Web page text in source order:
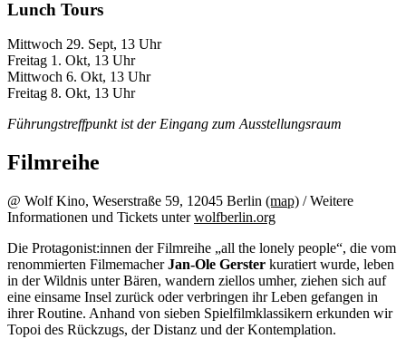
Lunch Tours
Mittwoch 29. Sept, 13 Uhr
Freitag 1. Okt, 13 Uhr
Mittwoch 6. Okt, 13 Uhr
Freitag 8. Okt, 13 Uhr
Führungstreffpunkt ist der Eingang zum Ausstellungsraum
Filmreihe
@ Wolf Kino, Weserstraße 59, 12045 Berlin (map) / Weitere
Informationen und Tickets unterwolfberlin.org
Die Protagonist:innen der Filmreihe „all the lonely people“, die vom
renommierten FilmemacherJan-Ole Gerster kuratiert wurde, leben
in der Wildnis unter Bären, wandern ziellos umher, ziehen sich auf
eine einsame Insel zurück oder verbringen ihr Leben gefangen in
ihrer Routine. Anhand von sieben Spielfilmklassikern erkunden wir
Topoi des Rückzugs, der Distanz und der Kontemplation.